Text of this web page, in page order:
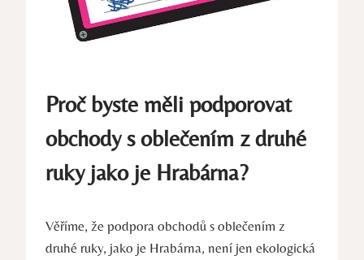
Proč byste měli podporovat
obchody s oblečením z druhé
ruky jako je Hrabárna?
Věříme, že podpora obchodů s oblečením z
druhé ruky, jako je Hrabárna, není jen ekologická